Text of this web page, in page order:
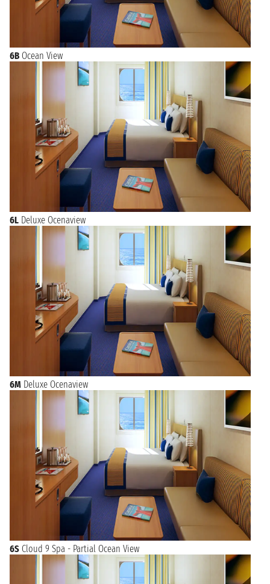
6B Ocean View
6L Deluxe Ocenaview
6M Deluxe Ocenaview
6S Cloud 9 Spa - Partial Ocean View